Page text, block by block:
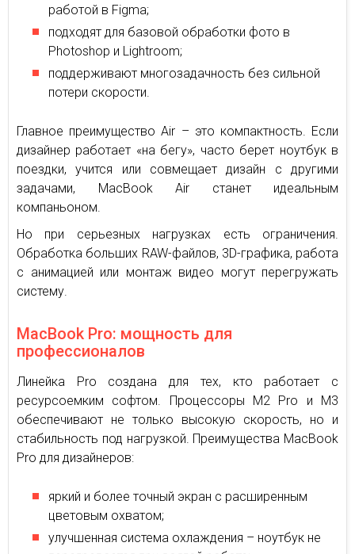
работой в Figma;
подходят для базовой обработки фото в
Photoshop и Lightroom;
поддерживают многозадачность без сильной
потери скорости.
Главное преимущество Air – это компактность. Если
дизайнер работает «на бегу», часто берет ноутбук в
поездки, учится или совмещает дизайн с другими
задачами, MacBook Air станет идеальным
компаньоном.
Но при серьезных нагрузках есть ограничения.
Обработка больших RAW-файлов, 3D-графика, работа
с анимацией или монтаж видео могут перегружать
систему.
MacBook Pro: мощность для
профессионалов
Линейка Pro создана для тех, кто работает с
ресурсоемким софтом. Процессоры M2 Pro и M3
обеспечивают не только высокую скорость, но и
стабильность под нагрузкой. Преимущества MacBook
Pro для дизайнеров:
яркий и более точный экран с расширенным
цветовым охватом;
улучшенная система охлаждения – ноутбук не